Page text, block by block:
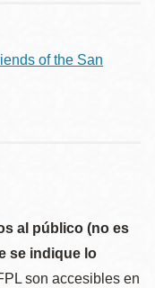
of the San
al público (no es
se indique lo
son accesibles en